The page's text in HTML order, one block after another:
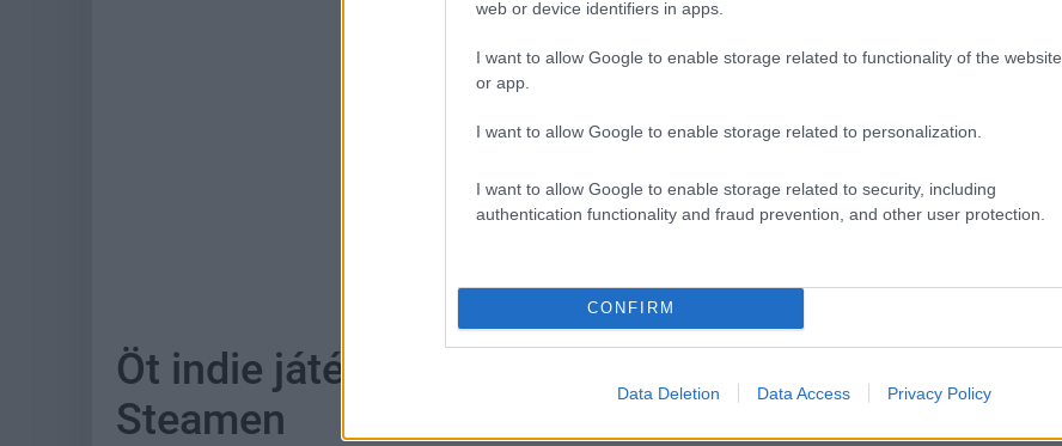
web or device identifiers in apps.
I want to allow Google to enable storage related to functionality of the website
or app.
I want to allow Google to enable storage related to personalization.
I want to allow Google to enable storage related to security, including
authentication functionality and fraud prevention, and other user protection.
CONFIRM
Data Deletion Data Access Privacy Policy
Öt indie játékot zsebelhettek most be ingyen a
Steamen